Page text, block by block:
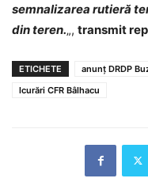
semnalizarea rutieră
din teren.„, transmit
ETICHETE anunț DRDP
lcurări CFR Bâlhacu